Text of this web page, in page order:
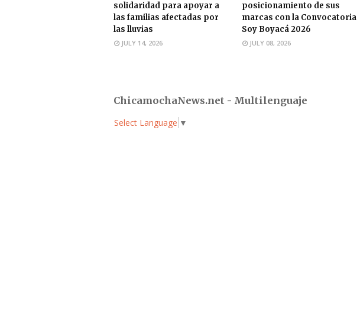
solidaridad para apoyar a
las familias afectadas por
las lluvias
JULY 14, 2026
posicionamiento de sus
marcas con la Convocatoria
Soy Boyacá 2026
JULY 08, 2026
ChicamochaNews.net - Multilenguaje
Select Language ▼